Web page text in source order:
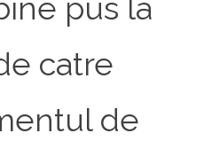
pus la
catre
de